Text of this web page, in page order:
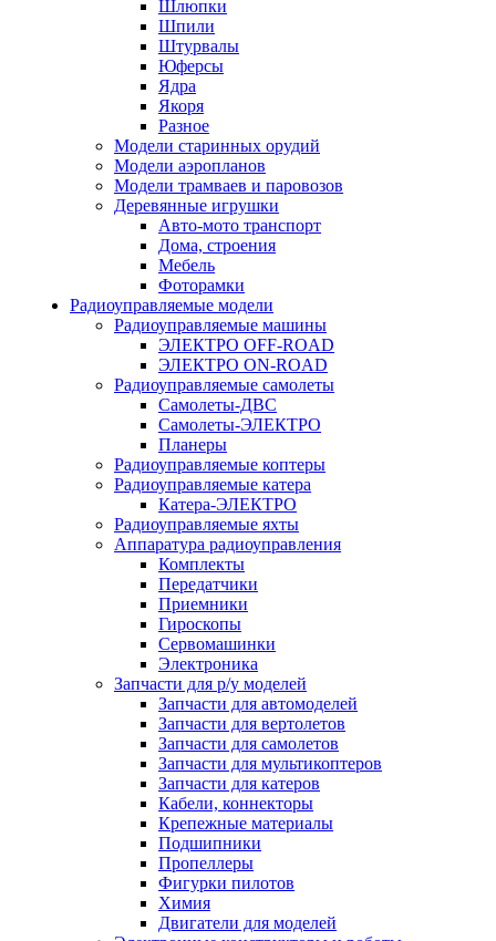
Шлюпки
Шпили
Штурвалы
Юферсы
Ядра
Якоря
Разное
Модели старинных орудий
Модели аэропланов
Модели трамваев и паровозов
Деревянные игрушки
Авто-мото транспорт
Дома, строения
Мебель
Фоторамки
Радиоуправляемые модели
Радиоуправляемые машины
ЭЛЕКТРО OFF-ROAD
ЭЛЕКТРО ON-ROAD
Радиоуправляемые самолеты
Самолеты-ДВС
Самолеты-ЭЛЕКТРО
Планеры
Радиоуправляемые коптеры
Радиоуправляемые катера
Катера-ЭЛЕКТРО
Радиоуправляемые яхты
Аппаратура радиоуправления
Комплекты
Передатчики
Приемники
Гироскопы
Сервомашинки
Электроника
Запчасти для р/у моделей
Запчасти для автомоделей
Запчасти для вертолетов
Запчасти для самолетов
Запчасти для мультикоптеров
Запчасти для катеров
Кабели, коннекторы
Крепежные материалы
Подшипники
Пропеллеры
Фигурки пилотов
Химия
Двигатели для моделей